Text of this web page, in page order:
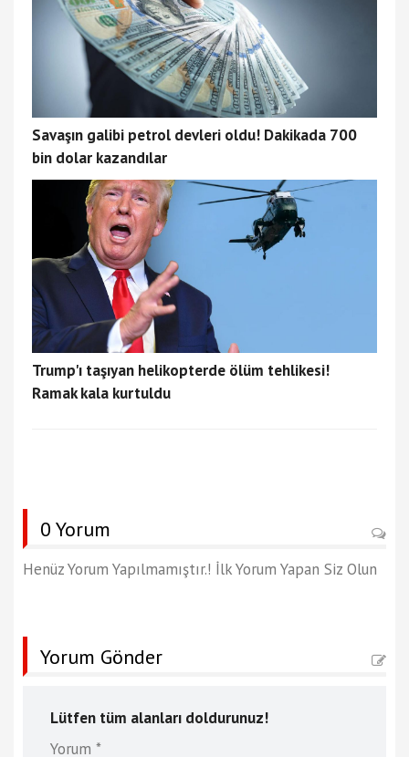
Savaşın galibi petrol devleri oldu! Dakikada 700
bin dolar kazandılar
Trump'ı taşıyan helikopterde ölüm tehlikesi!
Ramak kala kurtuldu
0 Yorum
Henüz Yorum Yapılmamıştır.! İlk Yorum Yapan Siz Olun
Yorum Gönder
Lütfen tüm alanları doldurunuz!
Yorum *